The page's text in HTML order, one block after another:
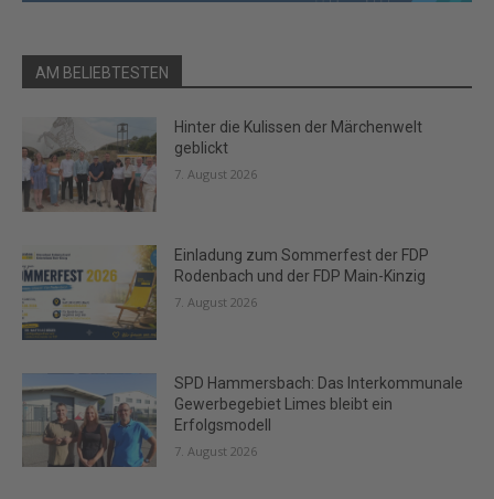
AM BELIEBTESTEN
Hinter die Kulissen der Märchenwelt
geblickt
7. August 2026
Einladung zum Sommerfest der FDP
Rodenbach und der FDP Main-Kinzig
7. August 2026
SPD Hammersbach: Das Interkommunale
Gewerbegebiet Limes bleibt ein
Erfolgsmodell
7. August 2026